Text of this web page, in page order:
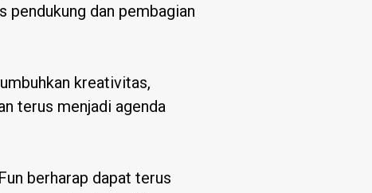
pendukung dan pembagian
kreativitas,
terus menjadi agenda
berharap dapat terus